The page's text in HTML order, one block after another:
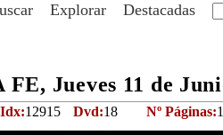
Explorar Destacadas
FE, Jueves 11 de
Idx:12915 Dvd:18 Nº Páginas: